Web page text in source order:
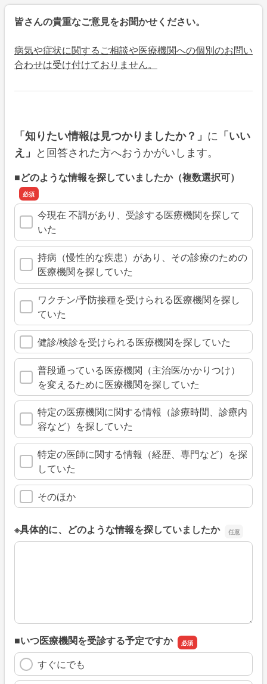
皆さんの貴重なご意見をお聞かせください。
病気や症状に関するご相談や医療機関への個別のお問い
合わせは受け付けておりません。
「知りたい情報は見つかりましたか？」 に 「いい
え」 と回答された方へおうかがいします。
■どのような情報を探していましたか（複数選択可）
今現在 不調があり、受診する医療機関を探して
いた
持病（慢性的な疾患）があり、その診療のための
医療機関を探していた
ワクチン/予防接種を受けられる医療機関を探し
ていた
健診/検診を受けられる医療機関を探していた
普段通っている医療機関（主治医/かかりつけ）
を変えるために医療機関を探していた
特定の医療機関に関する情報（診療時間、診療内
容など）を探していた
特定の医師に関する情報（経歴、専門など）を探
していた
そのほか
※具体的に、どのような情報を探していましたか
※具体的に、どのような情報を探していましたか
■いつ医療機関を受診する予定ですか
すぐにでも